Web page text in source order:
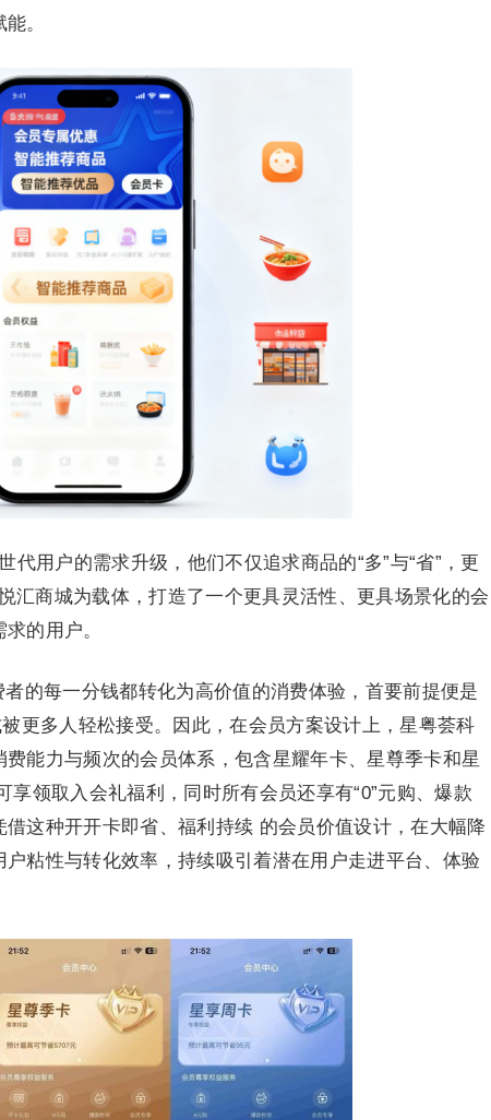
。
代用户的需求升级，他们不仅追求商品的“多”与“省”，更
汇商城为载体，打造了一个更具灵活性、更具场景化的会
的用户。
的每一分钱都转化为高价值的消费体验，首要前提便是
更多人轻松接受。因此，在会员方案设计上，星粤荟科
能力与频次的会员体系，包含星耀年卡、星尊季卡和星
领取入会礼福利，同时所有会员还享有“0”元购、爆款
这种开开卡即省、福利持续 的会员价值设计，在大幅降
粘性与转化效率，持续吸引着潜在用户走进平台、体验